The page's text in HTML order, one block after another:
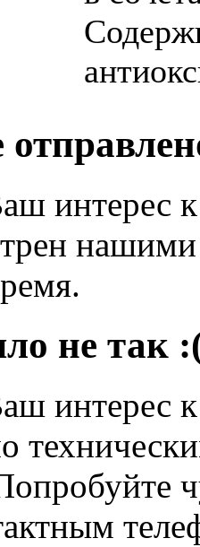
интерес
не так
интерес